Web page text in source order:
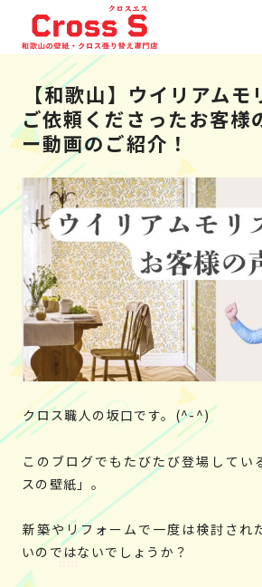
職人日記»【和歌山】ウイリ
依頼くださったお客様のインタビュー動
【和歌山】ウイリアム
ご依頼くださったお客様
ー動画のご紹介！
クロス職人の坂口です。(^-^)
このブログでもたびたび登場してい
スの壁紙」。
新築やリフォームで一度は検討され
いのではないでしょうか？